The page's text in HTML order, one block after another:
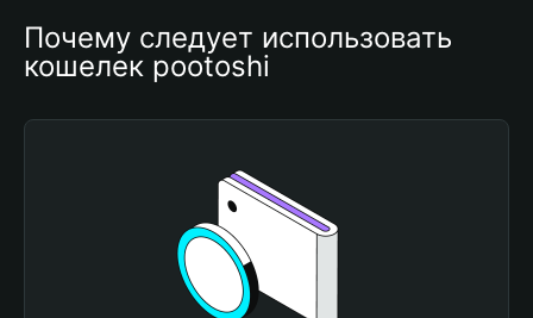
Почему следует использовать
кошелек pootoshi